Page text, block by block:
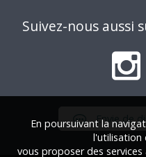
Suivez-nous aussi
Envie de
En poursuivant la
l'utilisation
vous proposer des